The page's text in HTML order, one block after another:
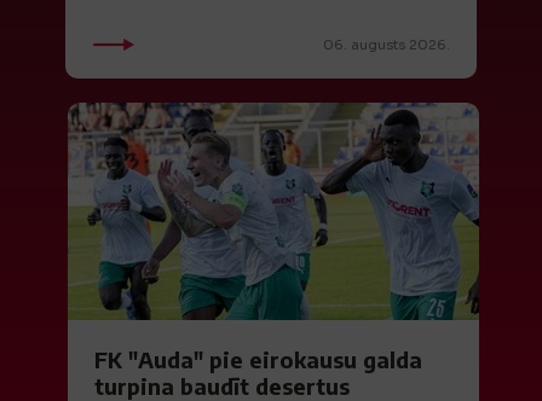
06. augusts 2026.
FK "Auda" pie eirokausu galda
turpina baudīt desertus